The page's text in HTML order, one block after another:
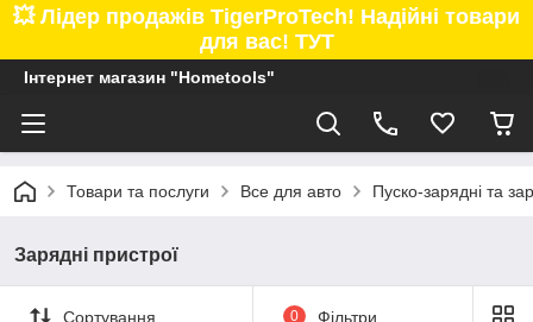
💥 Лідер продажів TigerProTech! Надійні товари
для вас! ТУТ
Інтернет магазин "Hometools"
Товари та послуги Все для авто Пуско-зарядні та
Зарядні пристрої
Сортування 0 Фільтри